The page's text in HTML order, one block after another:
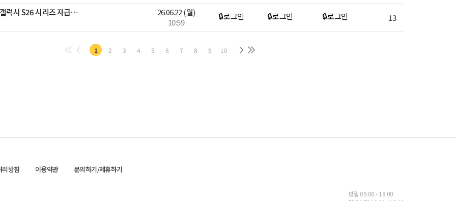
[디지털어워즈][블루밍] 🎉갤럭시 S26 시리즈 자급제폰 라이브🎉 26.06.22(월)
10:59
🔒 로그인 🔒 로그인 🔒 로그인 13
1 2 3 4 5 6 7 8 9 10
평일 09:00 - 18:00
리방침 이용약관 문의하기/제휴하기